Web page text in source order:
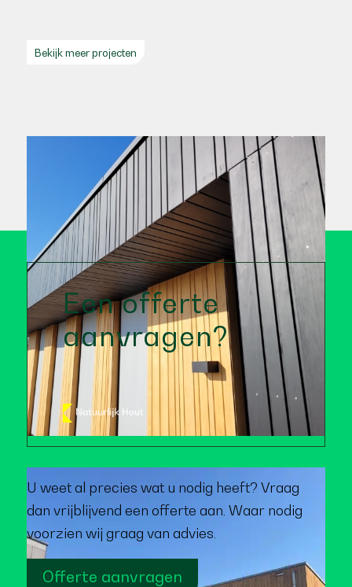
Bekijk meer projecten
Een offerte
aanvragen?
U weet al precies wat u nodig heeft? Vraag
dan vrijblijvend een offerte aan. Waar nodig
voorzien wij graag van advies.
Offerte aanvragen